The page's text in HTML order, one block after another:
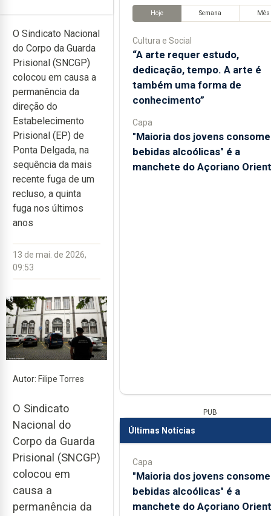
O Sindicato Nacional
do Corpo da Guarda
Prisional (SNCGP)
colocou em causa a
permanência da
direção do
Estabelecimento
Prisional (EP) de
Ponta Delgada, na
sequência da mais
recente fuga de um
recluso, a quinta
fuga nos últimos
anos
13 de mai. de 2026,
09:53
Autor: Filipe Torres
O Sindicato
Nacional do
Corpo da Guarda
Prisional (SNCGP)
colocou em
causa a
permanência da
Hoje Semana Mês
Cultura e Social
“A arte requer estudo,
dedicação, tempo. A arte é
também uma forma de
conhecimento”
Capa
"Maioria dos jovens consome
bebidas alcoólicas" é a
manchete do Açoriano
PUB
Últimas Notícias
Capa
"Maioria dos jovens consome
bebidas alcoólicas" é a
manchete do Açoriano